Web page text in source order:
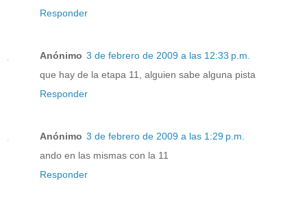
Responder
Anónimo 3 de febrero de 2009 a las 12:33 p.m.
que hay de la etapa 11, alguien sabe alguna pista
Responder
Anónimo 3 de febrero de 2009 a las 1:29 p.m.
ando en las mismas con la 11
Responder